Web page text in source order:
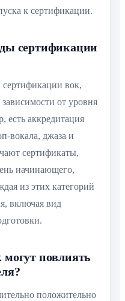
к сертификации.
сертификации
сертификации вок,
от уровня
есть аккредитация
вокала, джаза и
сертификаты,
начинающего,
из этих категорий
включая вид
повлиять
положительно